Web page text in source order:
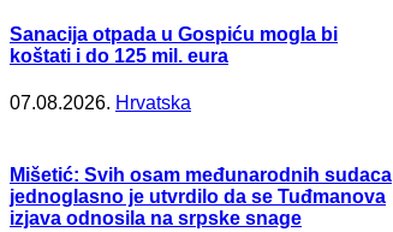
Sanacija otpada u Gospiću mogla bi
koštati i do 125 mil. eura
07.08.2026. Hrvatska
Mišetić: Svih osam međunarodnih sudaca
jednoglasno je utvrdilo da se Tuđmanova
izjava odnosila na srpske snage